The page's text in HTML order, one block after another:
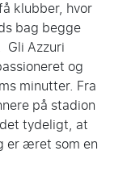
klubber, hvor
bag begge
Azzuri
og
minutter. Fra
på stadion
tydeligt, at
er æret som en